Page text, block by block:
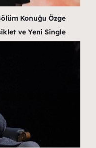
Konuğu Özge
ve Yeni Single